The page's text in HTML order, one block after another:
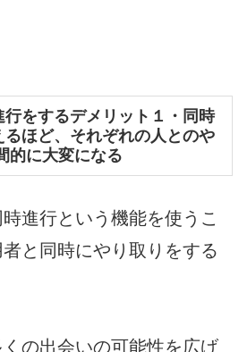
をするデメリット１・同時
ほど、それぞれの人とのや
的に大変になる
進行という機能を使うこ
と同時にやり取りをする
の出会いの可能性を広げ